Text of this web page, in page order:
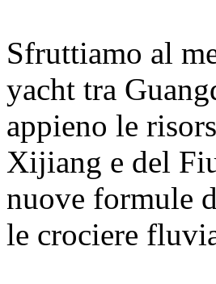
Sfruttiamo al
yacht tra
appieno le
Xijiang e del
nuove formule
le crociere